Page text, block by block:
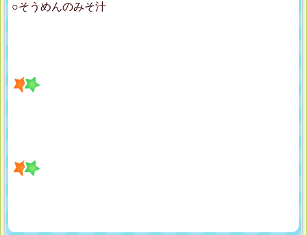
○そうめんのみそ汁